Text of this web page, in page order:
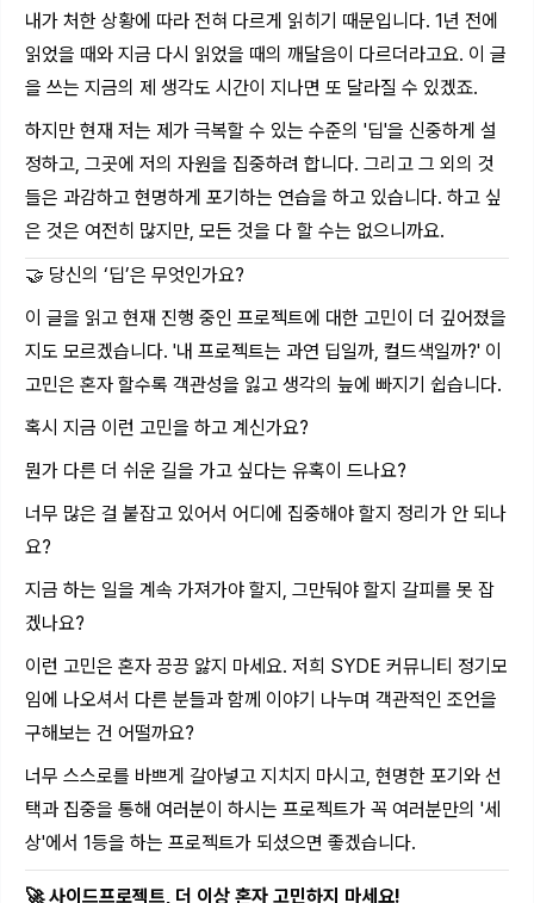
내가 처한 상황에 따라 전혀 다르게 읽히기 때문입니다. 1년 전에
읽었을 때와 지금 다시 읽었을 때의 깨달음이 다르더라고요. 이 글
을 쓰는 지금의 제 생각도 시간이 지나면 또 달라질 수 있겠죠.
하지만 현재 저는 제가 극복할 수 있는 수준의 '딥'을 신중하게 설
정하고, 그곳에 저의 자원을 집중하려 합니다. 그리고 그 외의 것
들은 과감하고 현명하게 포기하는 연습을 하고 있습니다. 하고 싶
은 것은 여전히 많지만, 모든 것을 다 할 수는 없으니까요.
🤝 당신의 ‘딥’은 무엇인가요?
이 글을 읽고 현재 진행 중인 프로젝트에 대한 고민이 더 깊어졌을
지도 모르겠습니다. '내 프로젝트는 과연 딥일까, 컬드색일까?' 이
고민은 혼자 할수록 객관성을 잃고 생각의 늪에 빠지기 쉽습니다.
혹시 지금 이런 고민을 하고 계신가요?
뭔가 다른 더 쉬운 길을 가고 싶다는 유혹이 드나요?
너무 많은 걸 붙잡고 있어서 어디에 집중해야 할지 정리가 안 되나
요?
지금 하는 일을 계속 가져가야 할지, 그만둬야 할지 갈피를 못 잡
겠나요?
이런 고민은 혼자 끙끙 앓지 마세요. 저희 SYDE 커뮤니티 정기모
임에 나오셔서 다른 분들과 함께 이야기 나누며 객관적인 조언을
구해보는 건 어떨까요?
너무 스스로를 바쁘게 갈아넣고 지치지 마시고, 현명한 포기와 선
택과 집중을 통해 여러분이 하시는 프로젝트가 꼭 여러분만의 '세
상'에서 1등을 하는 프로젝트가 되셨으면 좋겠습니다.
🚀 사이드프로젝트, 더 이상 혼자 고민하지 마세요!